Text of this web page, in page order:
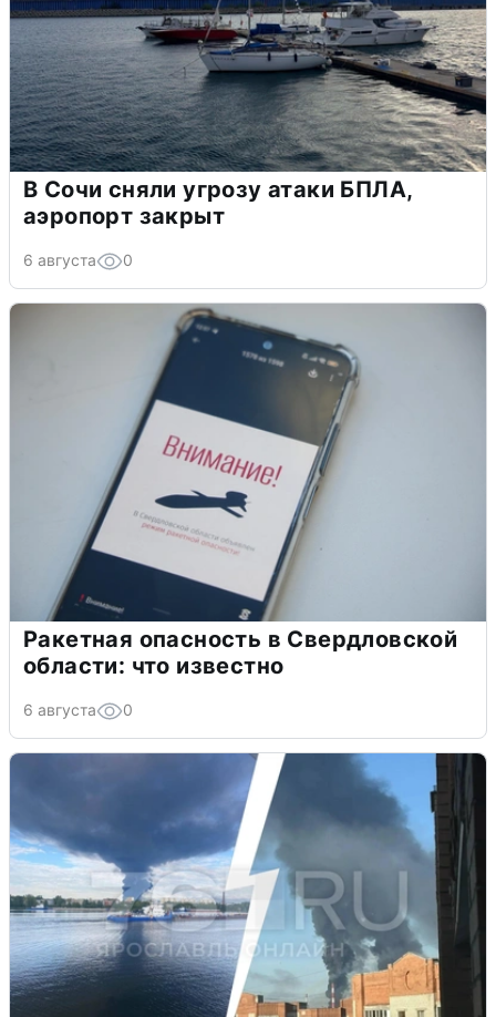
В Сочи сняли угрозу атаки БПЛА,
аэропорт закрыт
6 августа 0
Ракетная опасность в Свердловской
области: что известно
6 августа 0